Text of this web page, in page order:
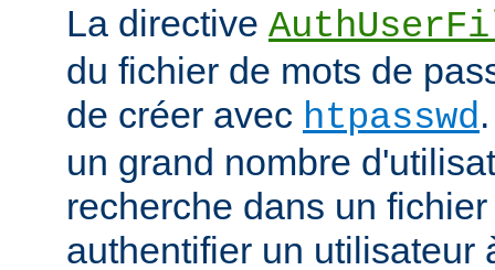
La directive
du fichier de mots de
de créer avec htpasswd
un grand nombre
recherche dans un
authentifier un utilisateur